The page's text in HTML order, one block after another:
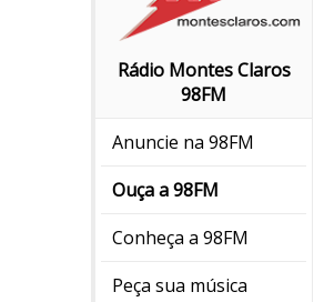
Rádio Montes Claros
98FM
Anuncie na 98FM
Ouça a 98FM
Conheça a 98FM
Peça sua música